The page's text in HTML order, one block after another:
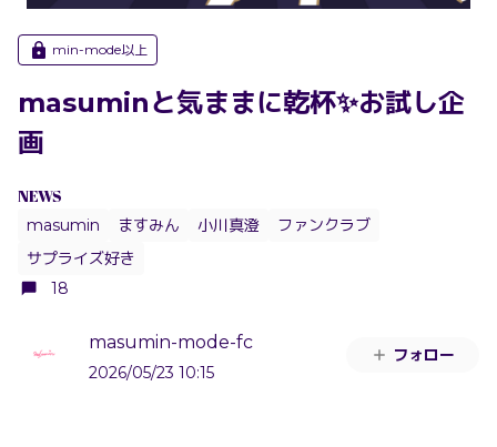
min-mode以上
masuminと気ままに乾杯✨お試し企
画
NEWS
masumin ますみん 小川真澄
ファンクラブ
サプライズ好き
18
masumin-mode-fc
2026/05/23 10:15
フォロー